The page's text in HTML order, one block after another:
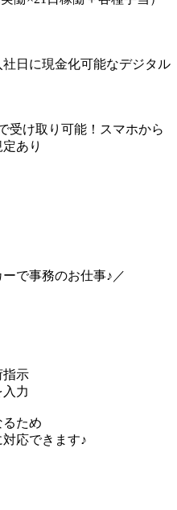
日に現金化可能なデジタル
受け取り可能！スマホから
あり
で事務のお仕事♪／
示
力
ため
応できます♪